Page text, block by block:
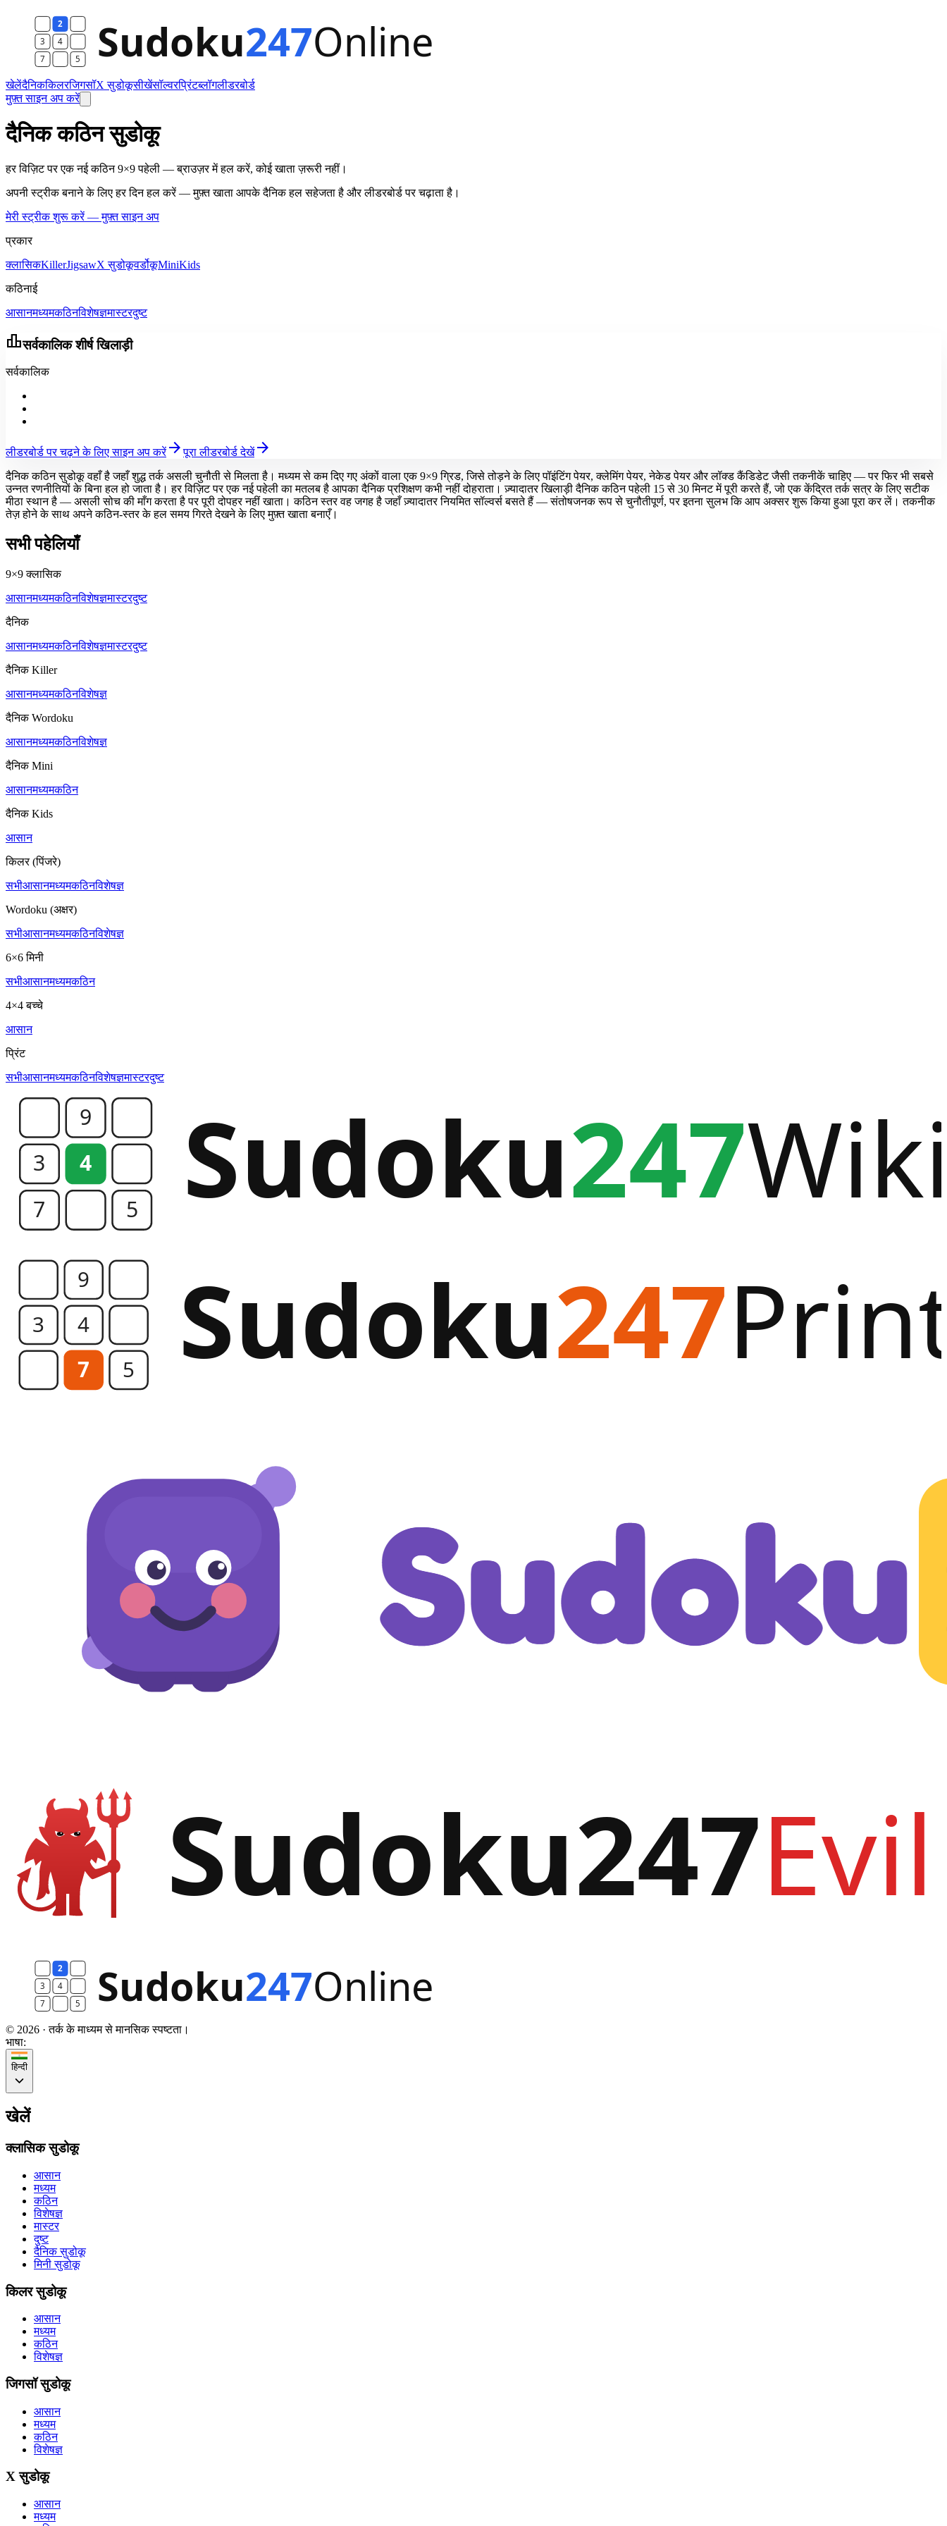
खेलेंदैनिककिलरजिगसॉX सुडोकूसीखेंसॉल्वरप्रिंटब्लॉगलीडरबोर्ड
मुफ़्त साइन अप करें
दैनिक कठिन सुडोकू
हर विज़िट पर एक नई कठिन 9×9 पहेली — ब्राउज़र में हल करें, कोई खाता ज़रूरी नहीं।
अपनी स्ट्रीक बनाने के लिए हर दिन हल करें — मुफ़्त खाता आपके दैनिक हल सहेजता है और लीडरबोर्ड पर चढ़ाता है।
मेरी स्ट्रीक शुरू करें — मुफ़्त साइन अप
प्रकार
क्लासिकKillerJigsawX सुडोकूवर्डोकूMiniKids
कठिनाई
आसानमध्यमकठिनविशेषज्ञमास्टरदुष्ट
leaderboardसर्वकालिक शीर्ष खिलाड़ी
सर्वकालिक
लीडरबोर्ड पर चढ़ने के लिए साइन अप करेंarrow_forwardपूरा लीडरबोर्ड देखेंarrow_forward
दैनिक कठिन सुडोकू वहाँ है जहाँ शुद्ध तर्क असली चुनौती से मिलता है। मध्यम से कम दिए गए अंकों वाला एक 9×9 ग्रिड, जिसे तोड़ने के लिए पॉइंटिंग पेयर, क्लेमिंग पेयर, नेकेड पेयर और लॉक्ड कैंडिडेट जैसी तकनीकें चाहिए — पर फिर भी सबसे
उन्नत रणनीतियों के बिना हल हो जाता है। हर विज़िट पर एक नई पहेली का मतलब है आपका दैनिक प्रशिक्षण कभी नहीं दोहराता। ज़्यादातर खिलाड़ी दैनिक कठिन पहेली 15 से 30 मिनट में पूरी करते हैं, जो एक केंद्रित तर्क सत्र के लिए सटीक
मीठा स्थान है — असली सोच की माँग करता है पर पूरी दोपहर नहीं खाता। कठिन स्तर वह जगह है जहाँ ज़्यादातर नियमित सॉल्वर्स बसते हैं — संतोषजनक रूप से चुनौतीपूर्ण, पर इतना सुलभ कि आप अक्सर शुरू किया हुआ पूरा कर लें। तकनीक
तेज़ होने के साथ अपने कठिन-स्तर के हल समय गिरते देखने के लिए मुफ़्त खाता बनाएँ।
सभी पहेलियाँ
9×9 क्लासिक
आसानमध्यमकठिनविशेषज्ञमास्टरदुष्ट
दैनिक
आसानमध्यमकठिनविशेषज्ञमास्टरदुष्ट
दैनिक Killer
आसानमध्यमकठिनविशेषज्ञ
दैनिक Wordoku
आसानमध्यमकठिनविशेषज्ञ
दैनिक Mini
आसानमध्यमकठिन
दैनिक Kids
आसान
किलर (पिंजरे)
सभीआसानमध्यमकठिनविशेषज्ञ
Wordoku (अक्षर)
सभीआसानमध्यमकठिनविशेषज्ञ
6×6 मिनी
सभीआसानमध्यमकठिन
4×4 बच्चे
आसान
प्रिंट
सभीआसानमध्यमकठिनविशेषज्ञमास्टरदुष्ट
© 2026 · तर्क के माध्यम से मानसिक स्पष्टता।
भाषा:
हिन्दी
खेलें
क्लासिक सुडोकू
आसान
मध्यम
कठिन
विशेषज्ञ
मास्टर
दुष्ट
दैनिक सुडोकू
मिनी सुडोकू
किलर सुडोकू
आसान
मध्यम
कठिन
विशेषज्ञ
जिगसॉ सुडोकू
आसान
मध्यम
कठिन
विशेषज्ञ
X सुडोकू
आसान
मध्यम